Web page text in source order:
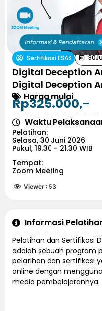
Sertifikasi ESAS 30
Digital Deception
Digital Deception
Harga mulai
Rp325.000,-
Waktu
Pelatihan:
Selasa, 30 Juni 2026
Pukul, 19.30 - 21.30 WIB
Tempat:
Zoom Meeting
Viewer : 53
Informasi
Pelatihan dan Sertifikasi
adalah sebuah program
pelatihan dan sertifikasi
online dengan
media pembelajarannya.